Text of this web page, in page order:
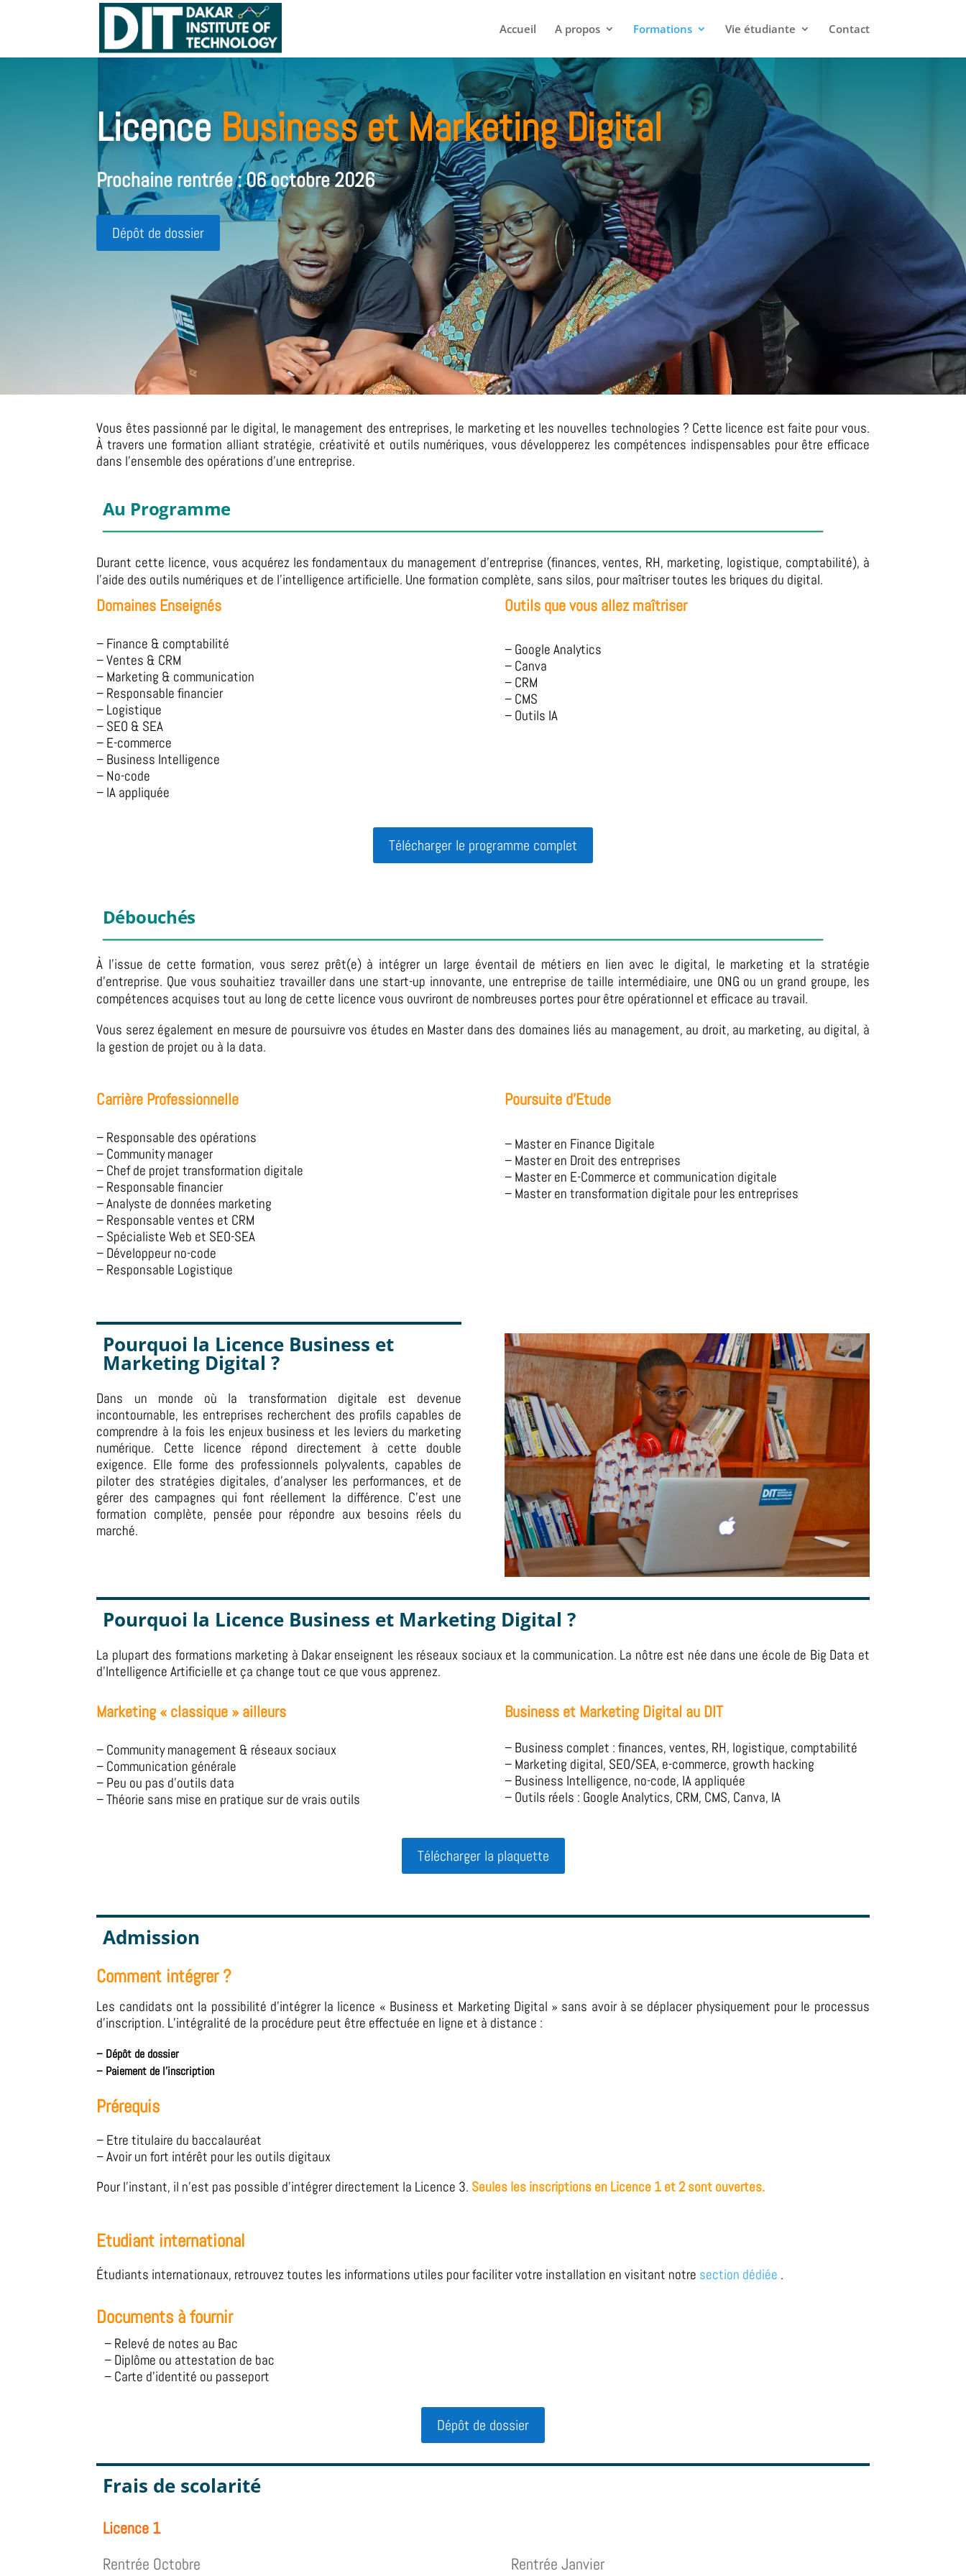
Accueil A propos Formations Vie étudiante Contact
Licence Business etMarketing Digital
Prochaine rentrée : 06 octobre 2026
Dépôt de dossier
Vous êtes passionné par le digital, le management des entreprises, le marketing et les nouvelles technologies ? Cette licence est faite pour vous.
À travers une formation alliant stratégie, créativité et outils numériques, vous développerez les compétences indispensables pour être efficace
dans l’ensemble des opérations d’une entreprise.
Au Programme
Durant cette licence, vous acquérez les fondamentaux du management d’entreprise (finances, ventes, RH, marketing, logistique, comptabilité), à
l’aide des outils numériques et de l’intelligence artificielle. Une formation complète, sans silos, pour maîtriser toutes les briques du digital.
Domaines Enseignés
– Finance & comptabilité
– Ventes & CRM
– Marketing & communication
– Responsable financier
– Logistique
– SEO & SEA
– E-commerce
– Business Intelligence
– No-code
– IA appliquée
Outils que vous allez maîtriser
– Google Analytics
– Canva
– CRM
– CMS
– Outils IA
Télécharger le programme complet
Débouchés
À l’issue de cette formation, vous serez prêt(e) à intégrer un large éventail de métiers en lien avec le digital, le marketing et la stratégie
d’entreprise. Que vous souhaitiez travailler dans une start-up innovante, une entreprise de taille intermédiaire, une ONG ou un grand groupe, les
compétences acquises tout au long de cette licence vous ouvriront de nombreuses portes pour être opérationnel et efficace au travail.
Vous serez également en mesure de poursuivre vos études en Master dans des domaines liés au management, au droit, au marketing, au digital, à
la gestion de projet ou à la data.
Carrière Professionnelle
– Responsable des opérations
– Community manager
– Chef de projet transformation digitale
– Responsable financier
– Analyste de données marketing
– Responsable ventes et CRM
– Spécialiste Web et SEO-SEA
– Développeur no-code
– Responsable Logistique
Poursuite d’Etude
– Master en Finance Digitale
– Master en Droit des entreprises
– Master en E-Commerce et communication digitale
– Master en transformation digitale pour les entreprises
Pourquoi la Licence Business et
Marketing Digital ?
Dans un monde où la transformation digitale est devenue
incontournable, les entreprises recherchent des profils capables de
comprendre à la fois les enjeux business et les leviers du marketing
numérique. Cette licence répond directement à cette double
exigence. Elle forme des professionnels polyvalents, capables de
piloter des stratégies digitales, d’analyser les performances, et de
gérer des campagnes qui font réellement la différence. C’est une
formation complète, pensée pour répondre aux besoins réels du
marché.
Pourquoi la Licence Business et Marketing Digital ?
La plupart des formations marketing à Dakar enseignent les réseaux sociaux et la communication. La nôtre est née dans une école de Big Data et
d’Intelligence Artificielle et ça change tout ce que vous apprenez.
Marketing « classique » ailleurs
– Community management & réseaux sociaux
– Communication générale
– Peu ou pas d’outils data
– Théorie sans mise en pratique sur de vrais outils
Business et Marketing Digital au DIT
– Business complet : finances, ventes, RH, logistique, comptabilité
– Marketing digital, SEO/SEA, e-commerce, growth hacking
– Business Intelligence, no-code, IA appliquée
– Outils réels : Google Analytics, CRM, CMS, Canva, IA
Télécharger la plaquette
Admission
Comment intégrer ?
Les candidats ont la possibilité d’intégrer la licence « Business et Marketing Digital » sans avoir à se déplacer physiquement pour le processus
d’inscription. L’intégralité de la procédure peut être effectuée en ligne et à distance :
– Dépôt de dossier
– Paiement de l’inscription
Prérequis
– Etre titulaire du baccalauréat
– Avoir un fort intérêt pour les outils digitaux
Pour l’instant, il n’est pas possible d’intégrer directement la Licence 3. Seules les inscriptions en Licence 1 et 2 sont ouvertes.
Etudiant international
Étudiants internationaux, retrouvez toutes les informations utiles pour faciliter votre installation en visitant notre section dédiée .
Documents à fournir
– Relevé de notes au Bac
– Diplôme ou attestation de bac
– Carte d’identité ou passeport
Dépôt de dossier
Frais de scolarité
Licence 1
Rentrée Octobre
Rentrée Janvier